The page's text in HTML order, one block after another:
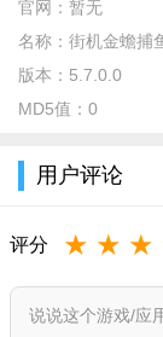
登场，击杀可掉
多元炮台与道
解锁青铜、白银
翅膀、光环皮肤
定向捕获 BOSS
游戏玩法
向，点击发射炮
官网： 暂无
名称： 街机金蟾捕
版本： 5.7.0.0
MD5值： 0
用户评论
评分 ★ ★ ★